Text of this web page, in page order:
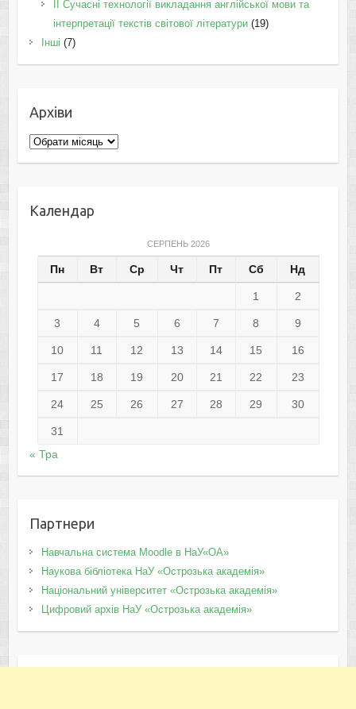
II Cучасні технології викладання англійської мови та
інтерпретації текстів світової літератури(19)
Інші (7)
Архіви
Архіви
Календар
СЕРПЕНЬ 2026
Пн Вт Ср Чт Пт Сб Нд
1 2
3 4 5 6 7 8 9
10 11 12 13 14 15 16
17 18 19 20 21 22 23
24 25 26 27 28 29 30
31
« Тра
Партнери
Навчальна система Moodle в НаУ«ОА»
Наукова бібліотека НаУ «Острозька академія»
Національний університет «Острозька академія»
Цифровий архів НаУ «Острозька академія»